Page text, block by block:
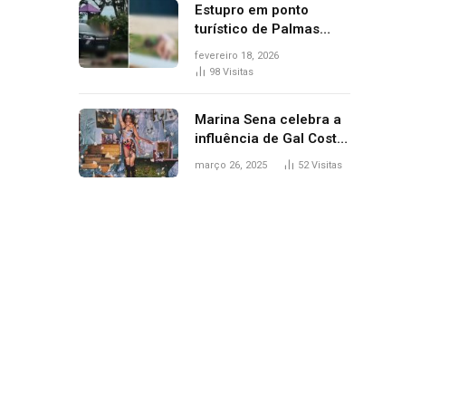
Estupro em ponto
turístico de Palmas
ocorreu em frente à
viatura e base de
fevereiro 18, 2026
98 Visitas
Marina Sena celebra a
influência de Gal Costa
na arte do álbum
março 26, 2025 52Visitas